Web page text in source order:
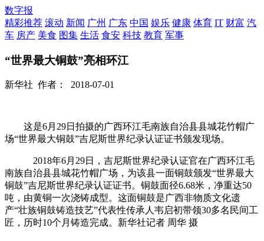
数字报
精彩推荐 滚动 新闻 广州 广东 中国 娱乐 健康 体育 IT 财富 汽
车 房产 美食 图集 生活 食安 科技 教育 军事
“世界最大铜鼓”亮相环江
新华社 作者： 2018-07-01
这是6月29日拍摄的广西环江毛南族自治县县城花竹帽广
场“世界最大铜鼓”吉尼斯世界纪录认证证书颁发现场。
2018年6月29日，吉尼斯世界纪录认证官在广西环江毛
南族自治县县城花竹帽广场，为该县一面铜鼓颁发“世界最大
铜鼓”吉尼斯世界纪录认证证书。铜鼓面径6.68米，净重达50
吨，由黄铜一次浇铸成型。这面铜鼓是广西非物质文化遗
产“壮族铜鼓铸造技艺”代表性传承人韦启初带领30多名民间工
匠，历时10个月铸造完成。新华社记者 周华 摄